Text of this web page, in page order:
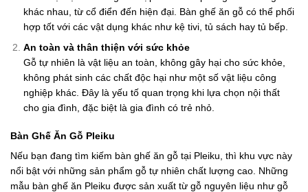
khác nhau, từ cổ điển đến hiện đại. Bàn ghế ăn gỗ có thể phối
hợp tốt với các vật dụng khác như kệ tivi, tủ sách hay tủ bếp.
An toàn và thân thiện với sức khỏe
Gỗ tự nhiên là vật liệu an toàn, không gây hại cho sức khỏe,
không phát sinh các chất độc hại như một số vật liệu công
nghiệp khác. Đây là yếu tố quan trọng khi lựa chọn nội thất
cho gia đình, đặc biệt là gia đình có trẻ nhỏ.
Bàn Ghế Ăn Gỗ Pleiku
Nếu bạn đang tìm kiếm bàn ghế ăn gỗ tại Pleiku, thì khu vực này
nổi bật với những sản phẩm gỗ tự nhiên chất lượng cao. Những
mẫu bàn ghế ăn Pleiku được sản xuất từ gỗ nguyên liệu như gỗ